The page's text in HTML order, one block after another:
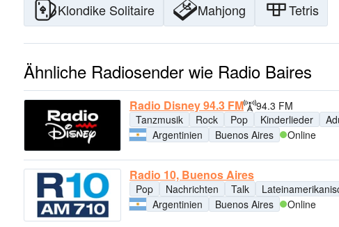
Klondike Solitaire Mahjong Tetris
Ähnliche Radiosender wie Radio Baires
Radio Disney 94.3 FM
94.3 FM
Tanzmusik
Rock Pop Kinderlieder
Argentinien
Buenos Aires Online
Radio 10, Buenos Aires
Pop Nachrichten Talk
Argentinien
Buenos Aires Online